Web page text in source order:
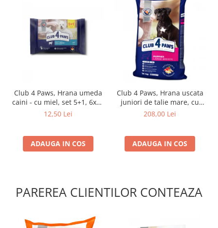
Club 4 Paws, Hrana umeda
caini - cu miel, set 5+1, 6x80
g
12,50 Lei
ADAUGA IN COS
Club 4 Paws, Hrana uscata
juniori de talie mare, cu
pui, 14kg
208,00 Lei
ADAUGA IN COS
PAREREA CLIENTILOR CONTEAZA